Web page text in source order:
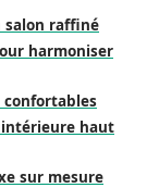
salon raffiné
harmoniser
confortables
intérieure haut
sur mesure